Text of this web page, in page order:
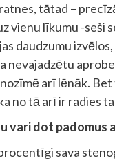
tātad –
vienu līkumu -seši
daudzumu
nevajadzētu
arī lēnāk.
no tā arī ir radies
vari dot
sava